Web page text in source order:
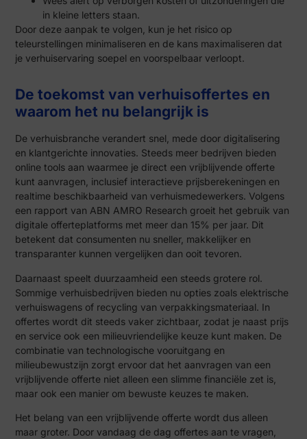
in kleine letters staan.
Door deze aanpak te volgen, kun je het risico op
teleurstellingen minimaliseren en de kans maximaliseren dat
je verhuiservaring soepel en voorspelbaar verloopt.
De toekomst van verhuisoffertes en
waarom het nu belangrijk is
De verhuisbranche verandert snel, mede door digitalisering
en klantgerichte innovaties. Steeds meer bedrijven bieden
online tools aan waarmee je direct een vrijblijvende offerte
kunt aanvragen, inclusief interactieve prijsberekeningen en
realtime beschikbaarheid van verhuismedewerkers. Volgens
een rapport van ABN AMRO Research groeit het gebruik van
digitale offerteplatforms met meer dan 15% per jaar. Dit
betekent dat consumenten nu sneller, makkelijker en
transparanter kunnen vergelijken dan ooit tevoren.
Daarnaast speelt duurzaamheid een steeds grotere rol.
Sommige verhuisbedrijven bieden nu opties zoals elektrische
verhuiswagens of recycling van verpakkingsmateriaal. In
offertes wordt dit steeds vaker zichtbaar, zodat je naast prijs
en service ook een milieuvriendelijke keuze kunt maken. De
combinatie van technologische vooruitgang en
milieubewustzijn zorgt ervoor dat het aanvragen van een
vrijblijvende offerte niet alleen een slimme financiële zet is,
maar ook een manier om bewuste keuzes te maken.
Het belang van een vrijblijvende offerte wordt dus alleen
maar groter. Door vandaag de dag offertes aan te vragen,